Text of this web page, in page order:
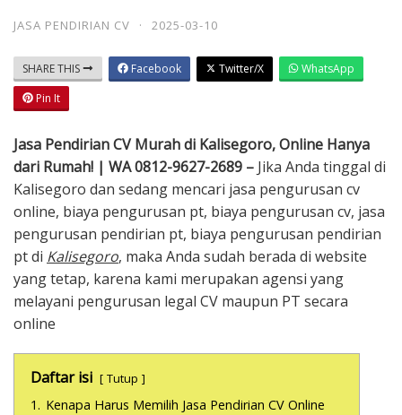
JASA PENDIRIAN CV · 2025-03-10
SHARE THIS Facebook Twitter/X
WhatsApp
Pin It
Jasa Pendirian CV Murah di Kalisegoro, Online Hanya
dari Rumah! | WA 0812-9627-2689 – Jika Anda tinggal di
Kalisegoro dan sedang mencari jasa pengurusan cv
online, biaya pengurusan pt, biaya pengurusan cv, jasa
pengurusan pendirian pt, biaya pengurusan pendirian
pt di Kalisegoro, maka Anda sudah berada di website
yang tetap, karena kami merupakan agensi yang
melayani pengurusan legal CV maupun PT secara
online
Daftar isi Tutup
1. Kenapa Harus Memilih Jasa Pendirian CV Online